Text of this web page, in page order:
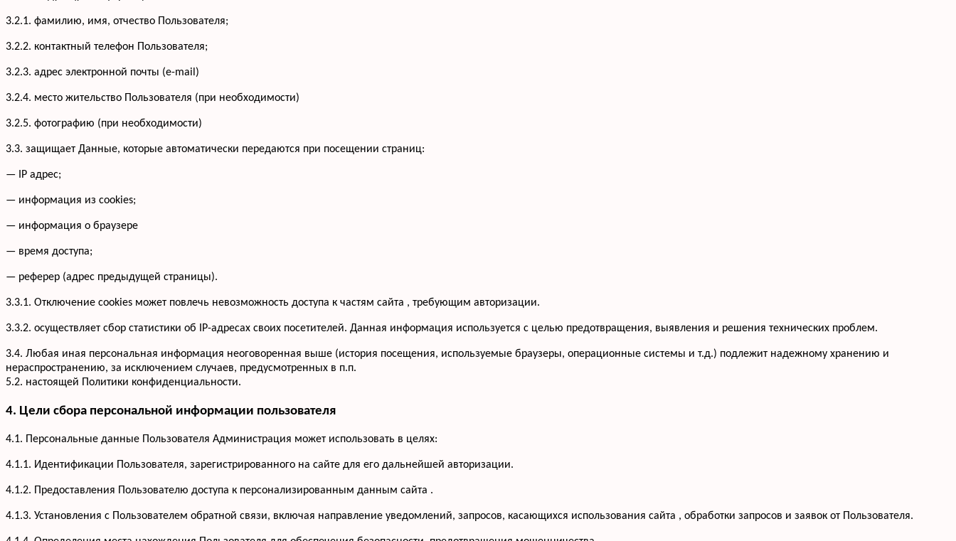
3.2.1. фамилию, имя, отчество Пользователя;
3.2.2. контактный телефон Пользователя;
3.2.3. адрес электронной почты (e-mail)
3.2.4. место жительство Пользователя (при необходимости)
3.2.5. фотографию (при необходимости)
3.3. защищает Данные, которые автоматически передаются при посещении страниц:
— IP адрес;
— информация из cookies;
— информация о браузере
— время доступа;
— реферер (адрес предыдущей страницы).
3.3.1. Отключение cookies может повлечь невозможность доступа к частям сайта , требующим авторизации.
3.3.2. осуществляет сбор статистики об IP-адресах своих посетителей. Данная информация используется с целью предотвращения, выявления и решения технических проблем.
3.4. Любая иная персональная информация неоговоренная выше (история посещения, используемые браузеры, операционные системы и т.д.) подлежит надежному хранению и
нераспространению, за исключением случаев, предусмотренных в п.п.
5.2. настоящей Политики конфиденциальности.
4. Цели сбора персональной информации пользователя
4.1. Персональные данные Пользователя Администрация может использовать в целях:
4.1.1. Идентификации Пользователя, зарегистрированного на сайте для его дальнейшей авторизации.
4.1.2. Предоставления Пользователю доступа к персонализированным данным сайта .
4.1.3. Установления с Пользователем обратной связи, включая направление уведомлений, запросов, касающихся использования сайта , обработки запросов и заявок от Пользователя.